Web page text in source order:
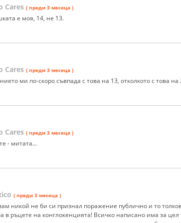
Cares ( преди 3 месеца )
е моя, 14, не 13.
Cares ( преди 3 месеца )
ми по-скоро съвпада с това на 13, отколкото с това на
Cares ( преди 3 месеца )
- митата...
( преди 3 месеца )
никой не би си признал поражение публично и то
в ръцете на конглокенцията! Всичко написано има за